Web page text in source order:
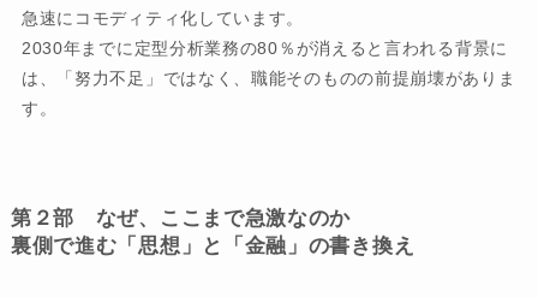
急速にコモディティ化しています。
2030年までに定型分析業務の80％が消えると言われる背景に
は、「努力不足」ではなく、職能そのものの前提崩壊がありま
す。
第２部 なぜ、ここまで急激なのか
裏側で進む「思想」と「金融」の書き換え